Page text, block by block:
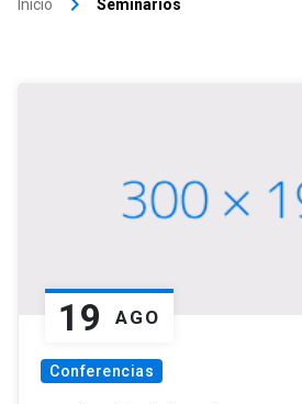
Inicio Seminarios
19 AGO
Conferencias